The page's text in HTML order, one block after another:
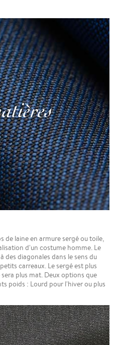
de laine en armure sergé ou toile,
d'un costume homme. Le
des diagonales dans le sens du
carreaux. Le sergé est plus
plus mat. Deux options que
poids : Lourd pour l'hiver ou plus